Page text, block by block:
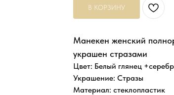
В КОРЗИНУ
Манекен женский
украшен стразами
Цвет: Белый глянец
Украшение: Стразы
Материал: стеклопластик